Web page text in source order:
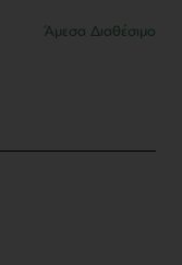
Άμεσα Διαθέσιμο